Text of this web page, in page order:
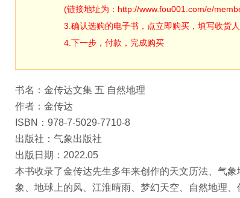
(链接地址为：http://www.fou001.com/e/
3.确认选购的电子书，点立即购买，填写收货
4.下一步，付款，完成购买
书名：金传达文集 五 自然地理
作者：金传达
ISBN：978-7-5029-7710-8
出版社：气象出版社
出版日期：2022.05
本书收录了金传达先生多年来创作的天文历法、气
象、地球上的风、江淮晴雨、梦幻天空、自然地理